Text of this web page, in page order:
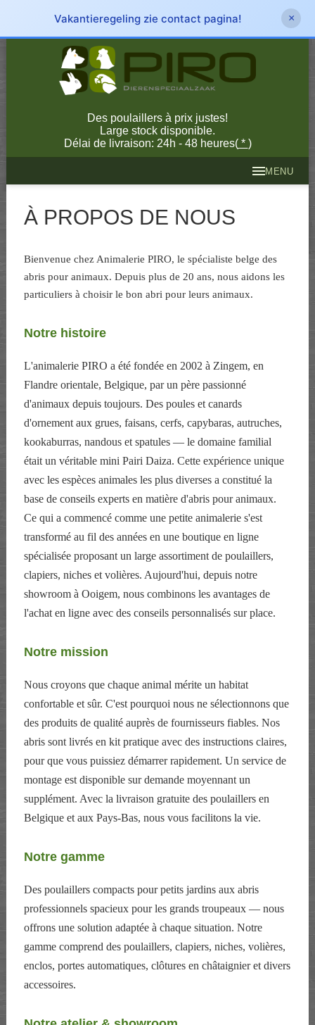
Vakantieregeling zie contact pagina! ×
Des poulaillers à prix justes!
Large stock disponible.
Délai de livraison: 24h - 48 heures(* )
MENU
À PROPOS DE NOUS
Bienvenue chez Animalerie PIRO, le spécialiste belge des
abris pour animaux. Depuis plus de 20 ans, nous aidons les
particuliers à choisir le bon abri pour leurs animaux.
Notre histoire
L'animalerie PIRO a été fondée en 2002 à Zingem, en
Flandre orientale, Belgique, par un père passionné
d'animaux depuis toujours. Des poules et canards
d'ornement aux grues, faisans, cerfs, capybaras, autruches,
kookaburras, nandous et spatules — le domaine familial
était un véritable mini Pairi Daiza. Cette expérience unique
avec les espèces animales les plus diverses a constitué la
base de conseils experts en matière d'abris pour animaux.
Ce qui a commencé comme une petite animalerie s'est
transformé au fil des années en une boutique en ligne
spécialisée proposant un large assortiment de poulaillers,
clapiers, niches et volières. Aujourd'hui, depuis notre
showroom à Ooigem, nous combinons les avantages de
l'achat en ligne avec des conseils personnalisés sur place.
Notre mission
Nous croyons que chaque animal mérite un habitat
confortable et sûr. C'est pourquoi nous ne sélectionnons que
des produits de qualité auprès de fournisseurs fiables. Nos
abris sont livrés en kit pratique avec des instructions claires,
pour que vous puissiez démarrer rapidement. Un service de
montage est disponible sur demande moyennant un
supplément. Avec la livraison gratuite des poulaillers en
Belgique et aux Pays-Bas, nous vous facilitons la vie.
Notre gamme
Des poulaillers compacts pour petits jardins aux abris
professionnels spacieux pour les grands troupeaux — nous
offrons une solution adaptée à chaque situation. Notre
gamme comprend des poulaillers, clapiers, niches, volières,
enclos, portes automatiques, clôtures en châtaignier et divers
accessoires.